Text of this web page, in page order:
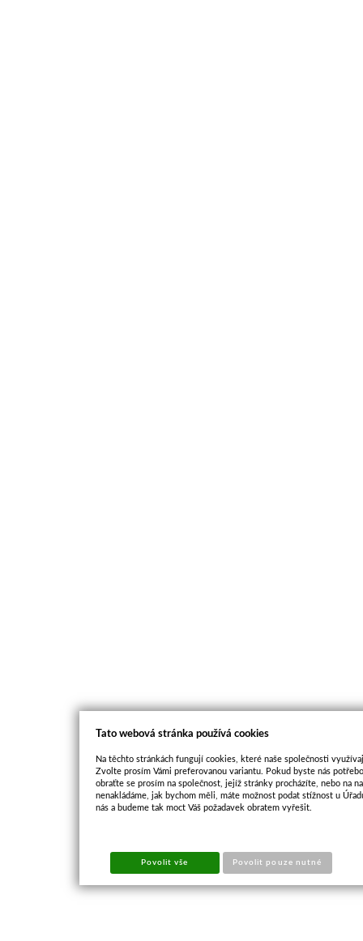
Tato webová stránka používá cookies
Na těchto stránkách fungují cookies, které naše společnosti
Zvolte prosím Vámi preferovanou variantu. Pokud byste nás
obraťte se prosím na společnost, jejíž stránky procházíte, nebo na
nenakládáme, jak bychom měli, máte možnost podat stížnost u
nás a budeme tak moct Váš požadavek obratem vyřešit.
Povolit vše Povolit pouze nutné